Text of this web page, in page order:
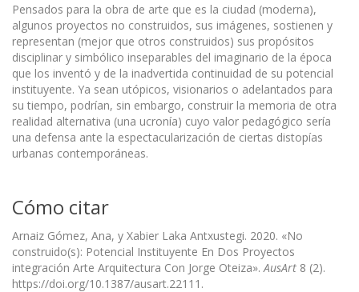
Pensados para la obra de arte que es la ciudad (moderna),
algunos proyectos no construidos, sus imágenes, sostienen y
representan (mejor que otros construidos) sus propósitos
disciplinar y simbólico inseparables del imaginario de la época
que los inventó y de la inadvertida continuidad de su potencial
instituyente. Ya sean utópicos, visionarios o adelantados para
su tiempo, podrían, sin embargo, construir la memoria de otra
realidad alternativa (una ucronía) cuyo valor pedagógico sería
una defensa ante la espectacularización de ciertas distopías
urbanas contemporáneas.
Cómo citar
Arnaiz Gómez, Ana, y Xabier Laka Antxustegi. 2020. «No
construido(s): Potencial Instituyente En Dos Proyectos
integración Arte Arquitectura Con Jorge Oteiza». AusArt 8 (2).
https://doi.org/10.1387/ausart.22111.